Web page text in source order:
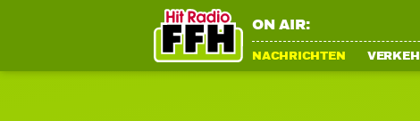
ON AIR:
NACHRICHTEN